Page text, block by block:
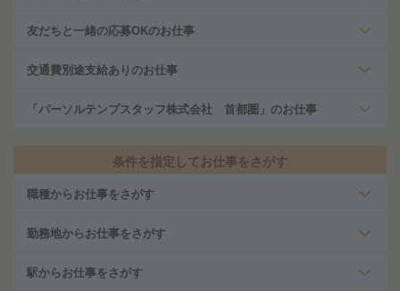
友だちと一緒の応募OKのお仕事
交通費別途支給ありのお仕事
「パーソルテンプスタッフ株式会社 首都圏」のお仕事
条件を指定してお仕事をさがす
職種からお仕事をさがす
勤務地からお仕事をさがす
駅からお仕事をさがす